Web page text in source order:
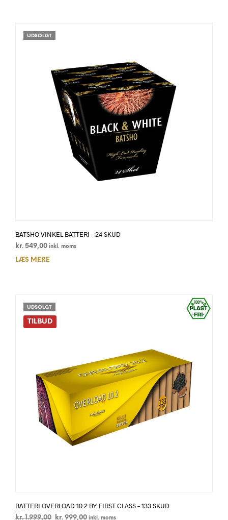
UDSOLGT
BATSHO VINKEL BATTERI – 24 SKUD
kr. 549,00 inkl. moms
LÆS MERE
UDSOLGT
TILBUD
BATTERI OVERLOAD 10.2 BY FIRST CLASS – 133 SKUD
kr.1.999,00
Den
kr. 999,00Den
inkl. moms